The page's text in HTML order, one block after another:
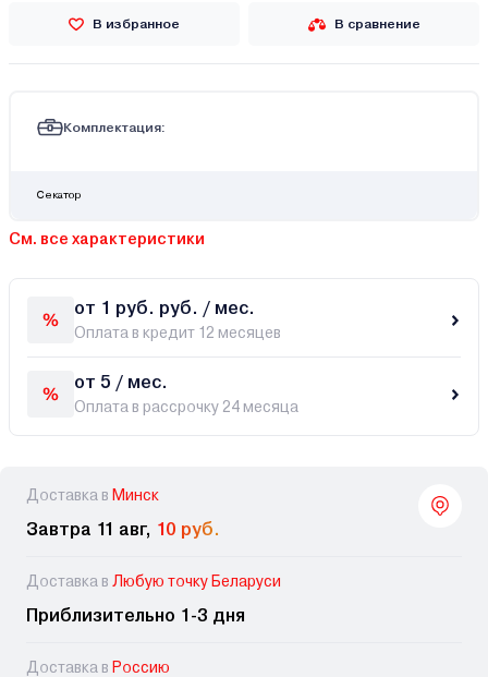
В избранное В сравнение
Комплектация:
Секатор
См. все характеристики
от 1 руб. руб. / мес.
Оплата в кредит 12 месяцев
от 5 / мес.
Оплата в рассрочку 24 месяца
Доставка в Минск
Завтра 11 авг, 10 руб.
Доставка в Любую точку Беларуси
Приблизительно 1-3 дня
Доставка в Россию